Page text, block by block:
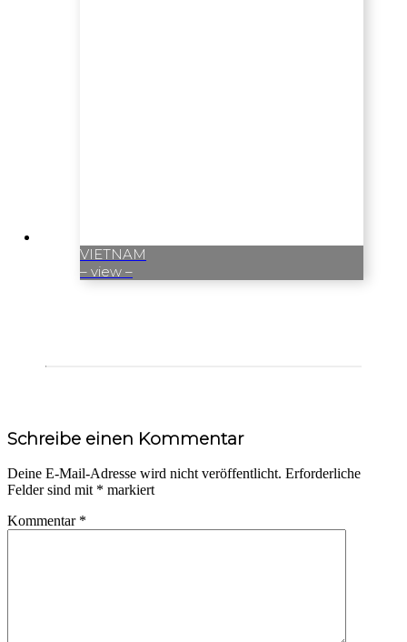
VIETNAM
– view –
Interaktionen
Schreibe einen Kommentar
Deine E-Mail-Adresse wird nicht veröffentlicht. Erforderliche
Felder sind mit * markiert
Kommentar *